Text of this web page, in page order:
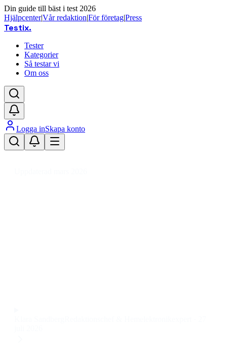
Din guide till bäst i test 2026
Hjälpcenter|Vår redaktion|För företag|Press
Testix.
Tester
Kategorier
Så testar vi
Om oss
Logga inSkapa konto